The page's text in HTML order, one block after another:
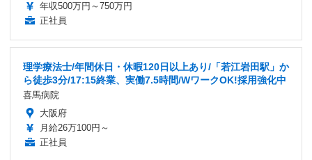
年収500万円～750万円
正社員
理学療法士/年間休日・休暇120日以上あり/「若江岩田駅」か
ら徒歩3分/17:15終業、実働7.5時間/WワークOK!採用強化中
喜馬病院
大阪府
月給26万100円～
正社員